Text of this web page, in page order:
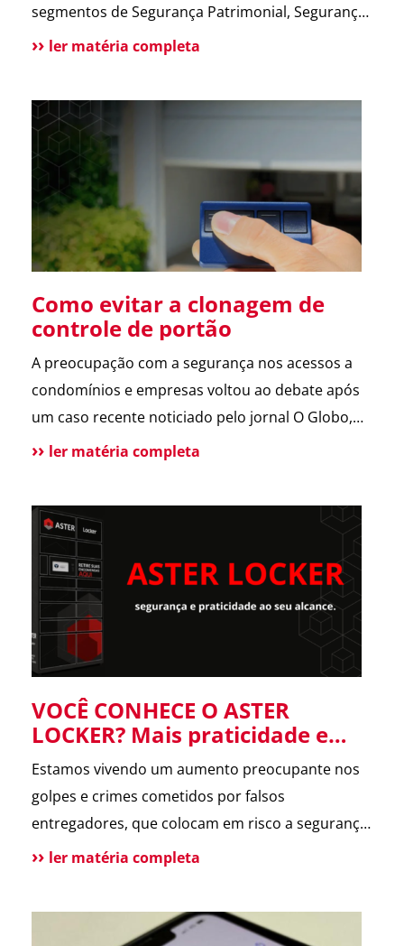
segmentos de Segurança Patrimonial, Segurança
Pessoal, Portaria e Facilities, vem a público
Aster citado em recentes matérias jornalísticas
sobre a operação da Polícia Federal no setor […]
ler matéria completa
Como evitar a clonagem de
controle de portão
A preocupação com a segurança nos acessos a
condomínios e empresas voltou ao debate após
um caso recente noticiado pelo jornal O Globo,
envolvendo a possível clonagem de controle de
e contou com a participação da ASTER, que
forneceu informações […]
ler matéria completa
VOCÊ CONHECE O ASTER
LOCKER? Mais praticidade e
segurança para suas entregas
no condomínio.
Estamos vivendo um aumento preocupante nos
golpes e crimes cometidos por falsos
entregadores, que colocam em risco a segurança
dos moradores e a rotina dos condomínios.
encomendas, eliminando o contato direto entre
ler matéria completa